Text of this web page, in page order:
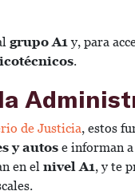
grupo A1y, para
.
de Justicia, estos
y autos e informan
en el nivel A1, y te